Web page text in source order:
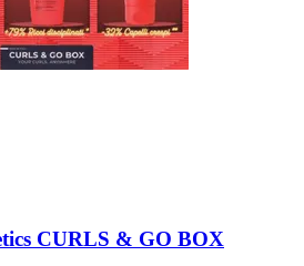
CURLS & GO BOX